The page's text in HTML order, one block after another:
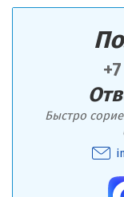
Быстро